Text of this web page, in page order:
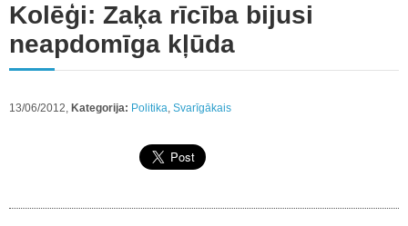
Kolēģi: Zaķa rīcība bijusi
neapdomīga kļūda
13/06/2012, Kategorija: Politika, Svarīgākais